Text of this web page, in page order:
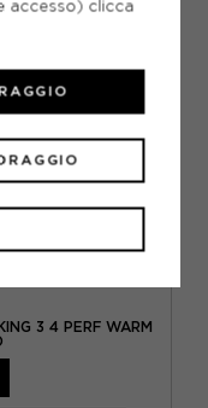
3 4 PERF WARM
accesso) clicca